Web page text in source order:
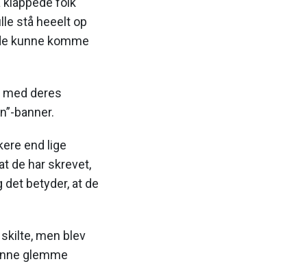
stå heeelt op
kunne komme
deres
banner.
end lige
de har skrevet,
det betyder, at de
men blev
glemme